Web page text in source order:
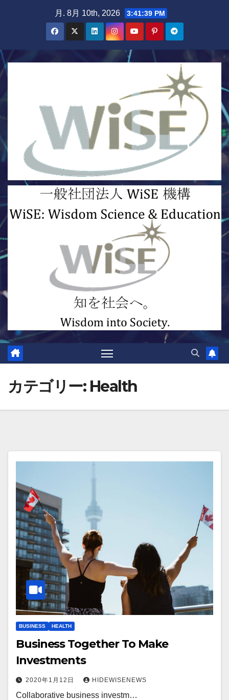
月. 8月 10th, 2026 3:41:40 PM
カテゴリー: Health
BUSINESS HEALTH
Business Together To Make
Investments
2020年1月12日 HIDEWISENEWS
Collaborative business investm…